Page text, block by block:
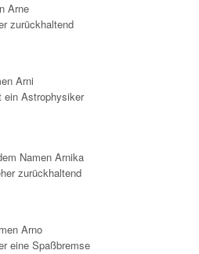
Arne
zurückhaltend
Arni
ein Astrophysiker
Namen Arnika
zurückhaltend
Arno
eine Spaßbremse